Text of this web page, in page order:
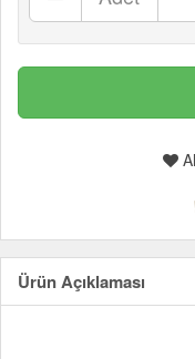
Ürün Açıklaması